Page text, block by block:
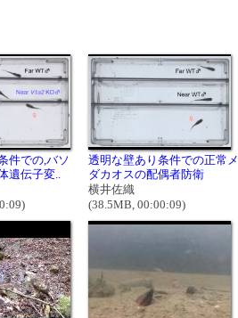
件での,バソ
遺伝子変..
透明な壁あり条件での正常メ
ダカオスの配偶者防衛
横井佐織
(38.5MB, 00:00:09)